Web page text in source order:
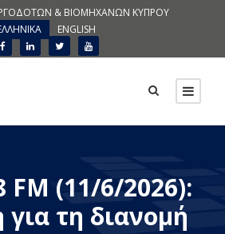
& ΒΙΟΜΗΧΑΝΩΝ ΚΥΠΡΟΥ
ENGLISH
FM (11/6/2026):
τη διανομή